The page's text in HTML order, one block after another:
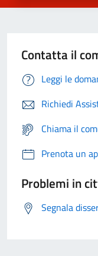
Contatta il
Leggi le
Richiedi
Chiama il
Prenota un
Problemi in
Segnala